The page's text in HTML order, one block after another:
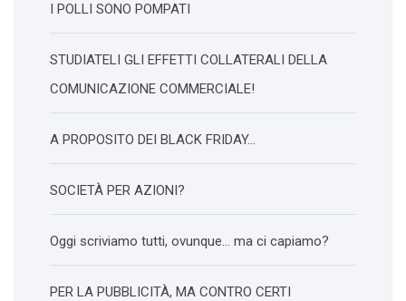
I POLLI SONO POMPATI
STUDIATELI GLI EFFETTI COLLATERALI DELLA
COMUNICAZIONE COMMERCIALE!
A PROPOSITO DEI BLACK FRIDAY…
SOCIETÀ PER AZIONI?
Oggi scriviamo tutti, ovunque… ma ci capiamo?
PER LA PUBBLICITÀ, MA CONTRO CERTI